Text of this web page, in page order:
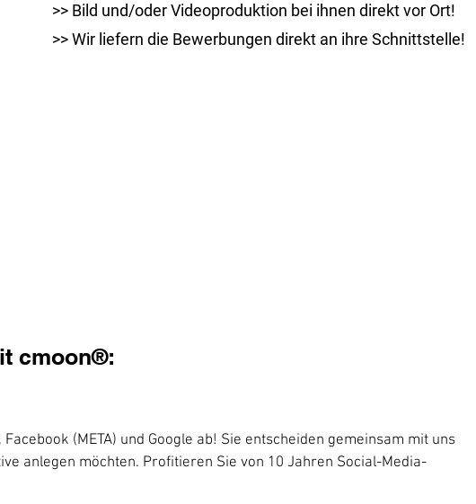
>> Bild und/oder Videoproduktion bei ihnen direkt vor Ort!
>>Wir liefern die Bewerbungen direkt an ihre Schnittstelle!
cmoon®:
(META) und Google ab! Sie entscheiden gemeinsam mit uns
anlegen möchten. Profitieren Sie von 10 Jahren Social-Media-